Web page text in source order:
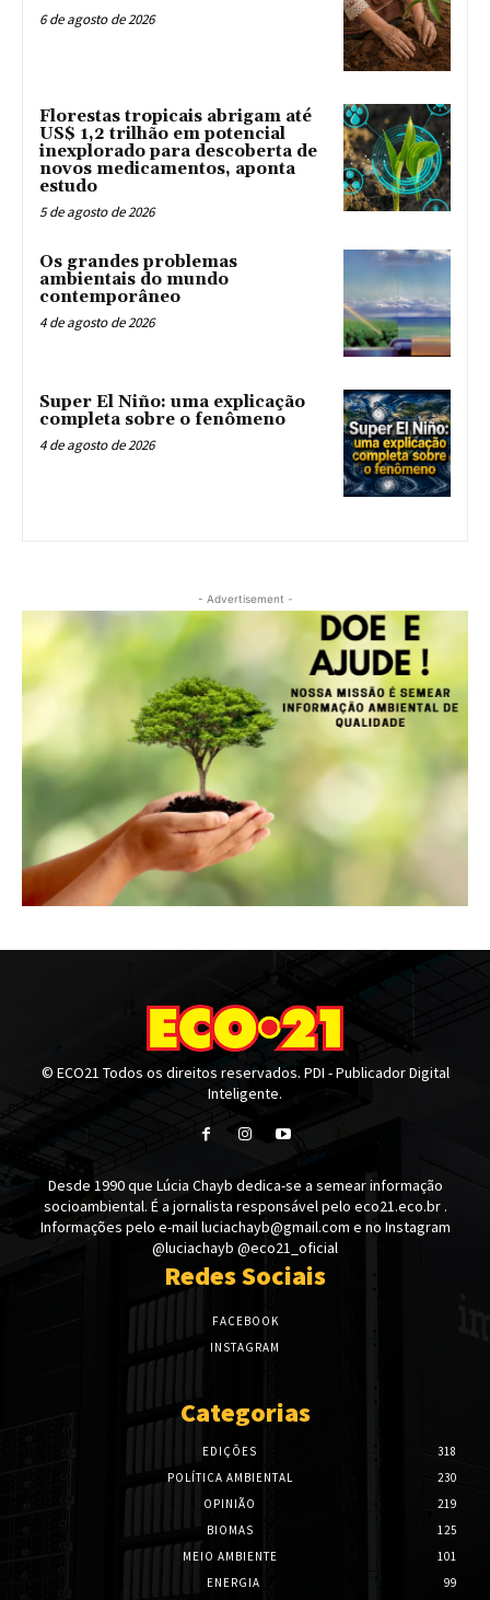
6 de agosto de 2026
Florestas tropicais abrigam até
US$ 1,2 trilhão em potencial
inexplorado para descoberta de
novos medicamentos, aponta
estudo
5 de agosto de 2026
Os grandes problemas
ambientais do mundo
contemporâneo
4 de agosto de 2026
Super El Niño: uma explicação
completa sobre o fenômeno
4 de agosto de 2026
- Advertisement -
© ECO21 Todos os direitos reservados. PDI - Publicador Digital
Inteligente.
Desde 1990 que Lúcia Chayb dedica-se a semear informação
socioambiental. É a jornalista responsável pelo eco21.eco.br .
Informações pelo e-mail luciachayb@gmail.com e no Instagram
@luciachayb @eco21_oficial
Redes Sociais
FACEBOOK
INSTAGRAM
Categorias
EDIÇÕES
318
POLÍTICA AMBIENTAL
230
OPINIÃO
219
BIOMAS
125
MEIO AMBIENTE
101
ENERGIA
99